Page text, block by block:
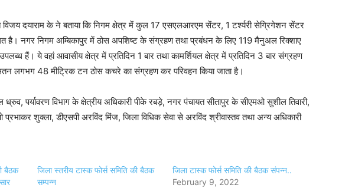
दयाराम के ने बताया कि निगम क्षेत्र में कुल 17 एसएलआरएम सेंटर, 1 टर्श्यरी सेग्रिगेशन सेंटर
है। नगर निगम अम्बिकापुर में ठोस अपशिष्ट के संग्रहण तथा प्रबंधन के लिए 119 मैनुअल रिक्शाए
हैं। ये वहां आवासीय क्षेत्र में प्रतिदिन 1 बार तथा कामर्शियल क्षेत्र में प्रतिदिन 3 बार संग्रहण
लगभग 48 मीट्रिक टन ठोस कचरे का संग्रहण कर परिवहन किया जाता है।
पर्यावरण विभाग के क्षेत्रीय अधिकारी पीके रबड़े, नगर पंचायत सीतापुर के सीएमओ सुशील तिवारी,
शुक्ला, डीएसपी अरविंद मिंज, जिला विधिक सेवा से अरविंद श्रीवास्तव तथा अन्य अधिकारी
बैठक
जिला स्तरीय टास्क फोर्स समिति की बैठक
सम्पन्न
जिला टास्क फोर्स समिति की बैठक संपन्न..
February 9, 2022